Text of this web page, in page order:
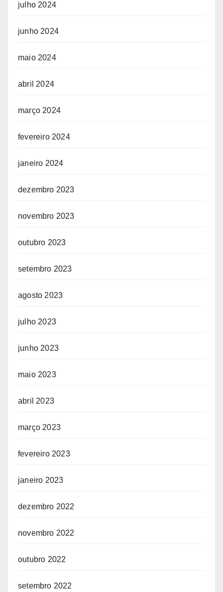
julho 2024
junho 2024
maio 2024
abril 2024
março 2024
fevereiro 2024
janeiro 2024
dezembro 2023
novembro 2023
outubro 2023
setembro 2023
agosto 2023
julho 2023
junho 2023
maio 2023
abril 2023
março 2023
fevereiro 2023
janeiro 2023
dezembro 2022
novembro 2022
outubro 2022
setembro 2022